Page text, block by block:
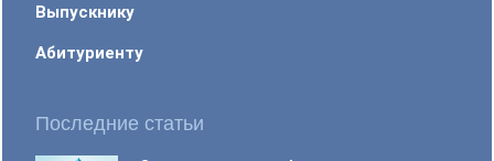
Выпускнику
Абитуриенту
Последние статьи